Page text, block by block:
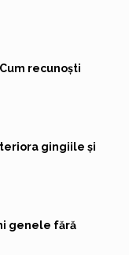
recunoști
gingiile și
genele fără